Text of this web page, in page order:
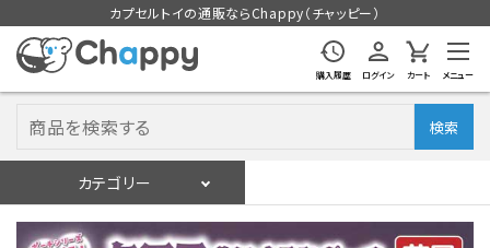
カプセルトイの通販ならChappy（チャッピー）
購入履歴 ログイン カート メニュー
検索
カテゴリー
ログイン 会員登録